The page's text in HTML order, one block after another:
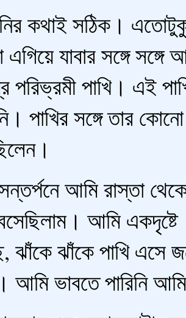
কথাই সঠিক।
এগিয়ে যাবার সঙ্গে
পাখি। এই
পাখির সঙ্গে তার
আমি রাস্তা
আমি
ঝাঁকে ঝাঁকে পাখি এসে
ভাবতে পারিনি